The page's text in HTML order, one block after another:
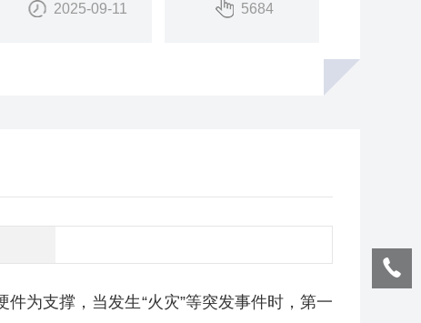
2025-09-11 5684
为支撑，当发生“火灾”等突发事件时，第一